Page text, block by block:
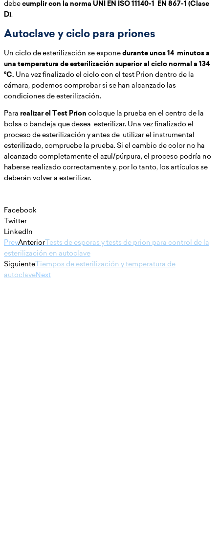
debecumplir con la norma UNI EN ISO 11140-1 EN 867-1 (Clase
D).
Autoclave y ciclo para priones
Un ciclo de esterilización se exponedurante unos 14 minutos a
una temperatura de esterilización superior al ciclo normal a 134
°C. Una vez finalizado el ciclo con el test Prion dentro de la
cámara, podemos comprobar si se han alcanzado las
condiciones de esterilización.
Para realizar el Test Prion coloque la prueba en el centro de la
bolsa o bandeja que desea esterilizar. Una vez finalizado el
proceso de esterilización y antes de utilizar el instrumental
esterilizado, compruebe la prueba. Si el cambio de color no ha
alcanzado completamente el azul/púrpura, el proceso podría no
haberse realizado correctamente y, por lo tanto, los artículos se
deberán volver a esterilizar.
Facebook
Twitter
LinkedIn
PrevAnteriorTests de esporas y tests de prion para control de la
esterilización en autoclave
SiguienteTiempos de esterilización y temperatura de
autoclaveNext